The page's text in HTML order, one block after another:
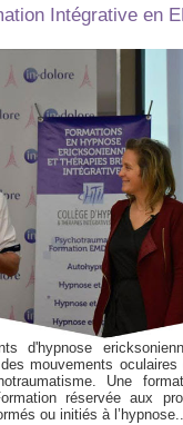
Intégrative en
d'hypnose
mouvements
Une
réservée aux
ou initiés à